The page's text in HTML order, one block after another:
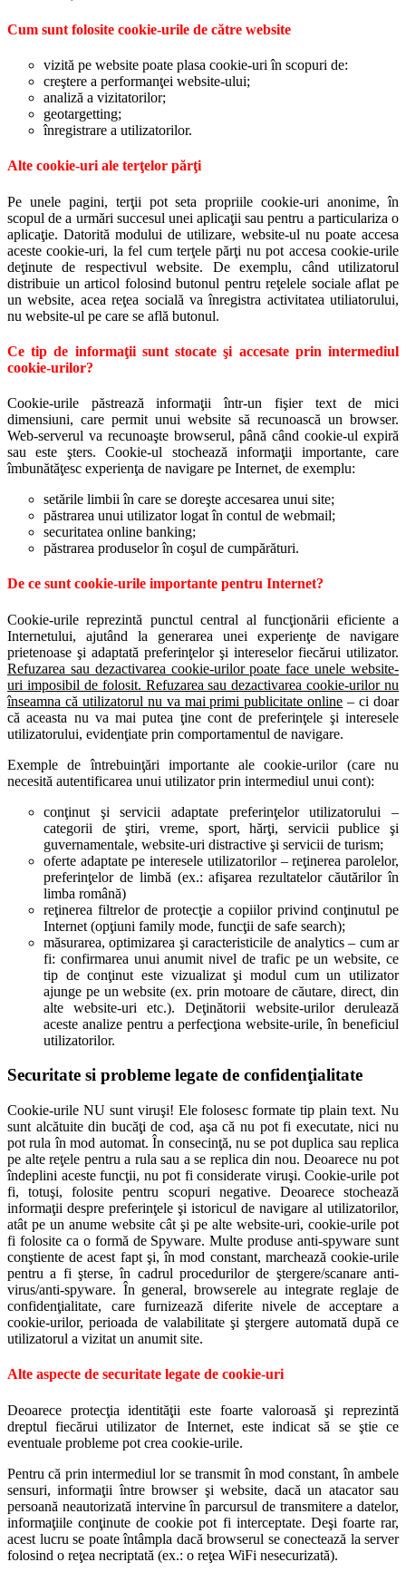
Cum sunt folosite cookie-urile de către website
vizită pe website poate plasa cookie-uri în scopuri de:
creştere a performanţei website-ului;
analiză a vizitatorilor;
geotargetting;
înregistrare a utilizatorilor.
Alte cookie-uri ale terţelor părţi
Pe unele pagini, terţii pot seta propriile cookie-uri anonime, în
scopul de a urmări succesul unei aplicaţii sau pentru a particulariza o
aplicaţie. Datorită modului de utilizare, website-ul nu poate accesa
aceste cookie-uri, la fel cum terţele părţi nu pot accesa cookie-urile
deţinute de respectivul website. De exemplu, când utilizatorul
distribuie un articol folosind butonul pentru reţelele sociale aflat pe
un website, acea reţea socială va înregistra activitatea utiliatorului,
nu website-ul pe care se află butonul.
Ce tip de informaţii sunt stocate şi accesate prin intermediul
cookie-urilor?
Cookie-urile păstrează informaţii într-un fişier text de mici
dimensiuni, care permit unui website să recunoască un browser.
Web-serverul va recunoaşte browserul, până când cookie-ul expiră
sau este şters. Cookie-ul stochează informaţii importante, care
îmbunătăţesc experienţa de navigare pe Internet, de exemplu:
setările limbii în care se doreşte accesarea unui site;
păstrarea unui utilizator logat în contul de webmail;
securitatea online banking;
păstrarea produselor în coşul de cumpărături.
De ce sunt cookie-urile importante pentru Internet?
Cookie-urile reprezintă punctul central al funcţionării eficiente a
Internetului, ajutând la generarea unei experienţe de navigare
prietenoase şi adaptată preferinţelor şi intereselor fiecărui utilizator.
Refuzarea sau dezactivarea cookie-urilor poate face unele website-
uri imposibil de folosit. Refuzarea sau dezactivarea cookie-urilor nu
înseamna că utilizatorul nu va mai primi publicitate online – ci doar
că aceasta nu va mai putea ţine cont de preferinţele şi interesele
utilizatorului, evidenţiate prin comportamentul de navigare.
Exemple de întrebuinţări importante ale cookie-urilor (care nu
necesită autentificarea unui utilizator prin intermediul unui cont):
conţinut şi servicii adaptate preferinţelor utilizatorului –
categorii de ştiri, vreme, sport, hărţi, servicii publice şi
guvernamentale, website-uri distractive şi servicii de turism;
oferte adaptate pe interesele utilizatorilor – reţinerea parolelor,
preferinţelor de limbă (ex.: afişarea rezultatelor căutărilor în
limba română)
reţinerea filtrelor de protecţie a copiilor privind conţinutul pe
Internet (opţiuni family mode, funcţii de safe search);
măsurarea, optimizarea şi caracteristicile de analytics – cum ar
fi: confirmarea unui anumit nivel de trafic pe un website, ce
tip de conţinut este vizualizat şi modul cum un utilizator
ajunge pe un website (ex. prin motoare de căutare, direct, din
alte website-uri etc.). Deţinătorii website-urilor derulează
aceste analize pentru a perfecţiona website-urile, în beneficiul
utilizatorilor.
Securitate si probleme legate de confidenţialitate
Cookie-urile NU sunt viruşi! Ele folosesc formate tip plain text. Nu
sunt alcătuite din bucăţi de cod, aşa că nu pot fi executate, nici nu
pot rula în mod automat. În consecinţă, nu se pot duplica sau replica
pe alte reţele pentru a rula sau a se replica din nou. Deoarece nu pot
îndeplini aceste funcţii, nu pot fi considerate viruşi. Cookie-urile pot
fi, totuşi, folosite pentru scopuri negative. Deoarece stochează
informaţii despre preferinţele şi istoricul de navigare al utilizatorilor,
atât pe un anume website cât şi pe alte website-uri, cookie-urile pot
fi folosite ca o formă de Spyware. Multe produse anti-spyware sunt
conştiente de acest fapt şi, în mod constant, marchează cookie-urile
pentru a fi şterse, în cadrul procedurilor de ştergere/scanare anti-
virus/anti-spyware. În general, browserele au integrate reglaje de
confidenţialitate, care furnizează diferite nivele de acceptare a
cookie-urilor, perioada de valabilitate şi ştergere automată după ce
utilizatorul a vizitat un anumit site.
Alte aspecte de securitate legate de cookie-uri
Deoarece protecţia identităţii este foarte valoroasă şi reprezintă
dreptul fiecărui utilizator de Internet, este indicat să se ştie ce
eventuale probleme pot crea cookie-urile.
Pentru că prin intermediul lor se transmit în mod constant, în ambele
sensuri, informaţii între browser şi website, dacă un atacator sau
persoană neautorizată intervine în parcursul de transmitere a datelor,
informaţiile conţinute de cookie pot fi interceptate. Deşi foarte rar,
acest lucru se poate întâmpla dacă browserul se conectează la server
folosind o reţea necriptată (ex.: o reţea WiFi nesecurizată).